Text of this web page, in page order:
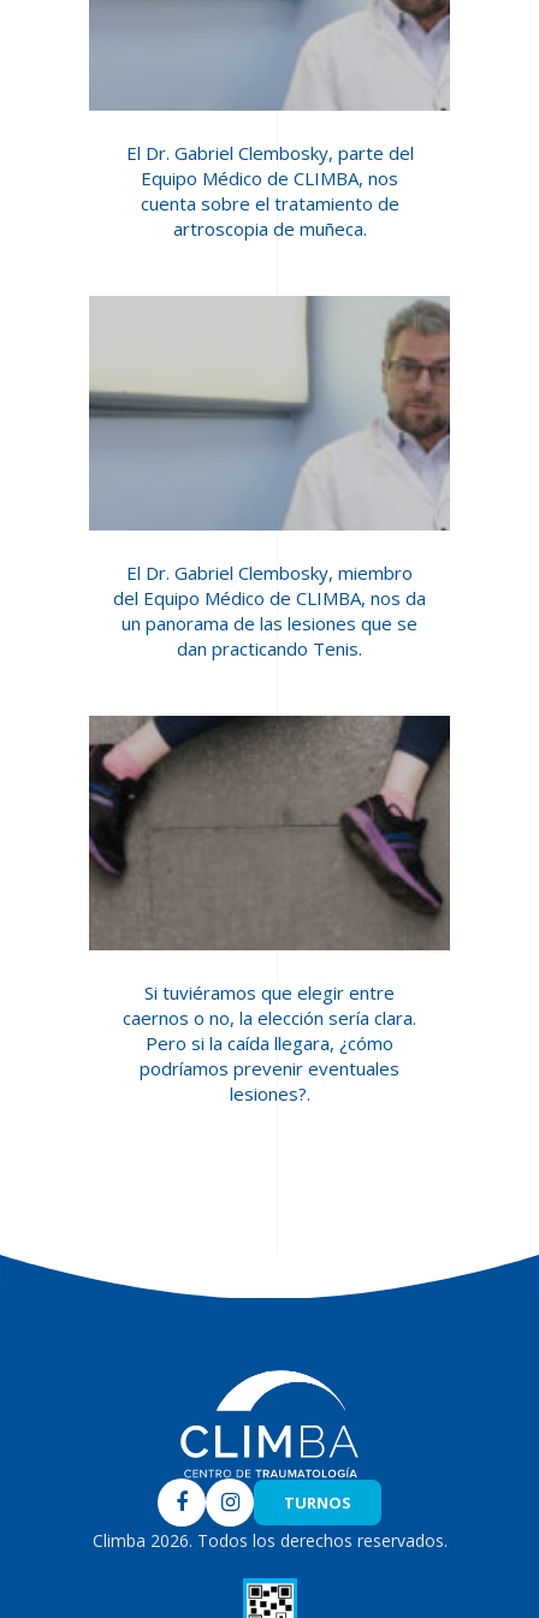
El Dr. Gabriel Clembosky, parte del
Equipo Médico de CLIMBA, nos
cuenta sobre el tratamiento de
artroscopia de muñeca.
El Dr. Gabriel Clembosky, miembro
del Equipo Médico de CLIMBA, nos da
un panorama de las lesiones que se
dan practicando Tenis.
Si tuviéramos que elegir entre
caernos o no, la elección sería clara.
Pero si la caída llegara, ¿cómo
podríamos prevenir eventuales
lesiones?.
Climba
Climba 2026. Todos los derechos reservados.
TURNOS